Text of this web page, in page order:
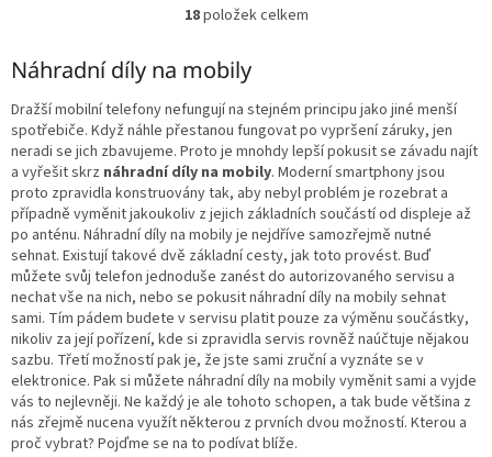
O
l
á
d
a
c
í
p
r
v
k
y
v
ý
p
i
s
u
18položek celkem
Náhradní díly na mobily
Dražší mobilní telefony nefungují na stejném principu jako jiné menší
spotřebiče. Když náhle přestanou fungovat po vypršení záruky, jen
neradi se jich zbavujeme. Proto je mnohdy lepší pokusit se závadu najít
a vyřešit skrz náhradní díly na mobily. Moderní smartphony jsou
proto zpravidla konstruovány tak, aby nebyl problém je rozebrat a
případně vyměnit jakoukoliv z jejich základních součástí od displeje až
po anténu. Náhradní díly na mobily je nejdříve samozřejmě nutné
sehnat. Existují takové dvě základní cesty, jak toto provést. Buď
můžete svůj telefon jednoduše zanést do autorizovaného servisu a
nechat vše na nich, nebo se pokusit náhradní díly na mobily sehnat
sami. Tím pádem budete v servisu platit pouze za výměnu součástky,
nikoliv za její pořízení, kde si zpravidla servis rovněž naúčtuje nějakou
sazbu. Třetí možností pak je, že jste sami zruční a vyznáte se v
elektronice. Pak si můžete náhradní díly na mobily vyměnit sami a vyjde
vás to nejlevněji. Ne každý je ale tohoto schopen, a tak bude většina z
nás zřejmě nucena využít některou z prvních dvou možností. Kterou a
proč vybrat? Pojďme se na to podívat blíže.